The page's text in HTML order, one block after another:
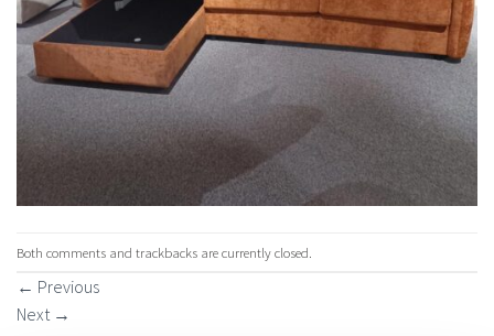
Both comments and trackbacks are currently closed.
← Previous
Next →